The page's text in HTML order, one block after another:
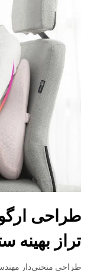
طراحی
تراز بهینه
طراحی منحنی‌دار